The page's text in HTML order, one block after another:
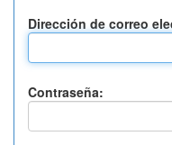
Dirección de correo
Contraseña: